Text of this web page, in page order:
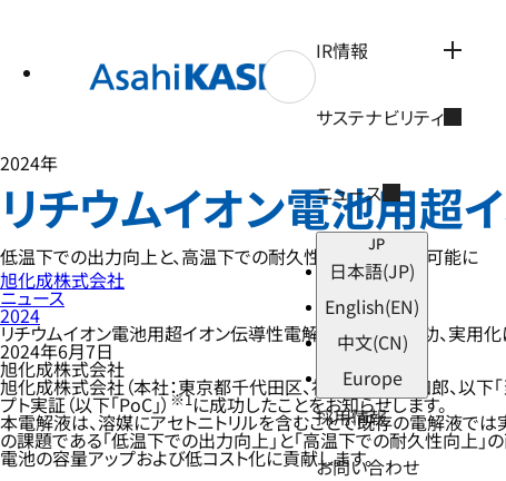
IR情報
サステナビリティ
ニュース
JP
日本語(JP)
English(EN)
中文(CN)
Europe
採用情報
お問い合わせ
2024年
リチウムイオン電池用超
低温下での出力向上と、高温下での耐久性向上の両立を可能に
旭化成株式会社
ニュース
2024
リチウムイオン電池用超イオン伝導性電解液のPoCに成功、実用
2024年6月7日
旭化成株式会社
旭化成株式会社（本社：東京都千代田区、社長：工藤 幸四郎、以下
プト実証（以下「PoC」）※1に成功したことをお知らせします。
本電解液は、溶媒にアセトニトリルを含むことで既存の電解液で
の課題である「低温下での出力向上」と「高温下での耐久性向上
電池の容量アップおよび低コスト化に貢献します。